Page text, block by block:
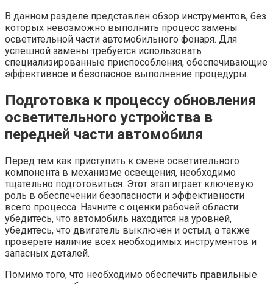
В данном разделе представлен обзор инструментов, без
которых невозможно выполнить процесс замены
осветительной части автомобильного фонаря. Для
успешной замены требуется использовать
специализированные приспособления, обеспечивающие
эффективное и безопасное выполнение процедуры.
Подготовка к процессу обновления
осветительного устройства в
передней части автомобиля
Перед тем как приступить к смене осветительного
компонента в механизме освещения, необходимо
тщательно подготовиться. Этот этап играет ключевую
роль в обеспечении безопасности и эффективности
всего процесса. Начните с оценки рабочей области:
убедитесь, что автомобиль находится на уровней,
убедитесь, что двигатель выключен и остыл, а также
проверьте наличие всех необходимых инструментов и
запасных деталей.
Помимо того, что необходимо обеспечить правильные